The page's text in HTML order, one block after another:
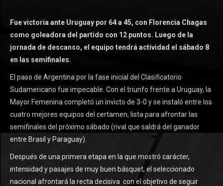
Fue victoria ante Uruguay por 64 a 45, con Florencia Chagas
como goleadora del partido con 12 puntos. Luego de la
jornada de descanso, el equipo tendrá actividad el sábado 8
en las semifinales.
El paso de Argentina por la fase inicial del Clasificatorio
Sudamericano fue impecable. Con el triunfo frente a Uruguay, la
Mayor Femenina completó un invicto de 3-0 y se instaló entre los
cuatro mejores equipos del certamen, lista para afrontar las
semifinales del próximo sábado (rival que saldrá del ganador
entre Brasil y Paraguay).
Después de una primera etapa en la que mostró carácter,
intensidad y pasajes de muy buen básquet, el seleccionado
nacional afrontará la recta decisiva con el objetivo de seguir